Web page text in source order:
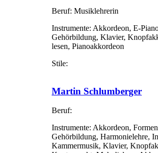
Beruf: Musiklehrerin
Instrumente: Akkordeon, E-
Gehörbildung, Klavier,
lesen, Pianoakkordeon
Stile:
Martin Schlumberger
Beruf:
Instrumente: Akkordeon,
Gehörbildung, Harmonielehre,
Kammermusik, Klavier,